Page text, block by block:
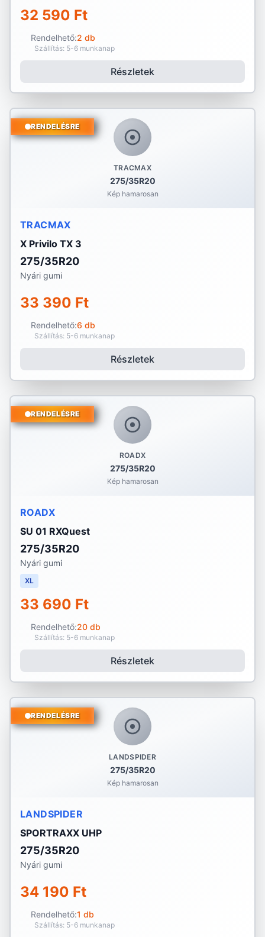
32 590 Ft
Rendelhető:2 db
Szállítás: 5-6 munkanap
Részletek
TRACMAX
275/35R20
Kép hamarosan
RENDELÉSRE
TRACMAX
X Privilo TX 3
275/35R20
Nyári gumi
33 390 Ft
Rendelhető:6 db
Szállítás: 5-6 munkanap
Részletek
ROADX
275/35R20
Kép hamarosan
RENDELÉSRE
ROADX
SU 01 RXQuest
275/35R20
Nyári gumi
XL
33 690 Ft
Rendelhető:20 db
Szállítás: 5-6 munkanap
Részletek
LANDSPIDER
275/35R20
Kép hamarosan
RENDELÉSRE
LANDSPIDER
SPORTRAXX UHP
275/35R20
Nyári gumi
34 190 Ft
Rendelhető:1 db
Szállítás: 5-6 munkanap